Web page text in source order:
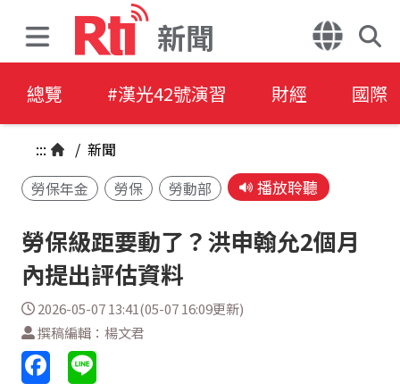
新聞
總覽 #漢光42號演習 財經 國際
::: / 新聞
勞保年金
勞保 勞動部 播放聆聽
勞保級距要動了？洪申翰允2個月
內提出評估資料
2026-05-07 13:41(05-07 16:09更新)
撰稿編輯：楊文君